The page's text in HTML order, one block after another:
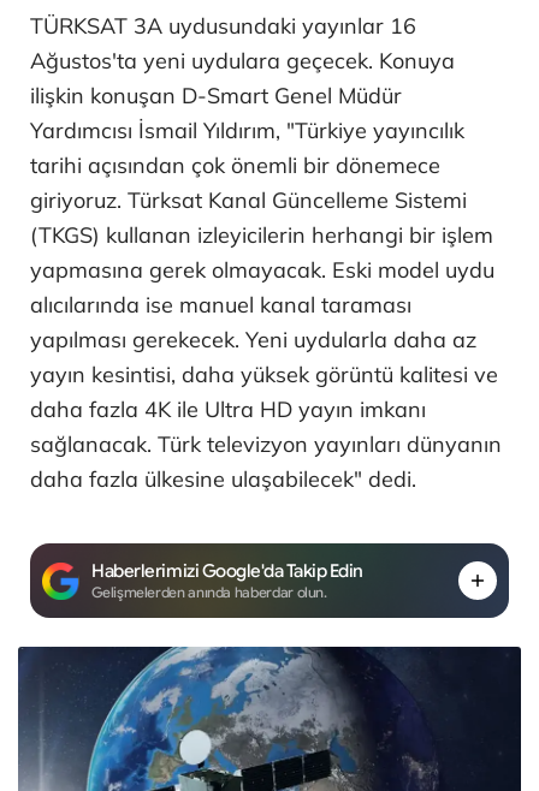
TÜRKSAT 3A uydusundaki yayınlar 16
Ağustos'ta yeni uydulara geçecek. Konuya
ilişkin konuşan D-Smart Genel Müdür
Yardımcısı İsmail Yıldırım, "Türkiye yayıncılık
tarihi açısından çok önemli bir dönemece
giriyoruz. Türksat Kanal Güncelleme Sistemi
(TKGS) kullanan izleyicilerin herhangi bir işlem
yapmasına gerek olmayacak. Eski model uydu
alıcılarında ise manuel kanal taraması
yapılması gerekecek. Yeni uydularla daha az
yayın kesintisi, daha yüksek görüntü kalitesi ve
daha fazla 4K ile Ultra HD yayın imkanı
sağlanacak. Türk televizyon yayınları dünyanın
daha fazla ülkesine ulaşabilecek" dedi.
Haberlerimizi Google'da Takip Edin
Gelişmelerden anında haberdar olun.